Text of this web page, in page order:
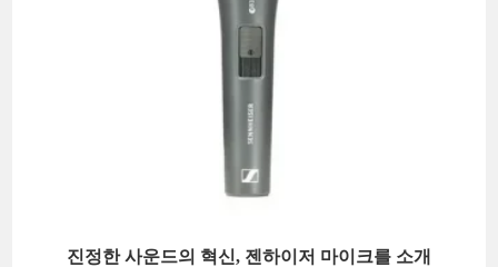
진정한 사운드의 혁신, 젠하이저 마이크를 소개